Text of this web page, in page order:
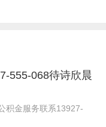
555-068待诗欣晨
积金服务联系13927-